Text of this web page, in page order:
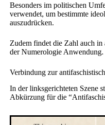
Besonders im politischen
verwendet, um bestimmte
auszudrücken.
Zudem findet die Zahl auch in
der Numerologie Anwendung.
Verbindung zur
In der linksgerichteten Szene
Abkürzung für die